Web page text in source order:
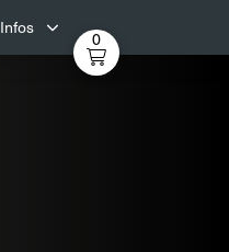
Infos
0